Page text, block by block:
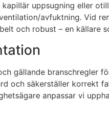
uppsugning eller
avfuktning. Vid
och robust – en källare
gällande branschregler
och säkerställer korrekt
anpassar vi